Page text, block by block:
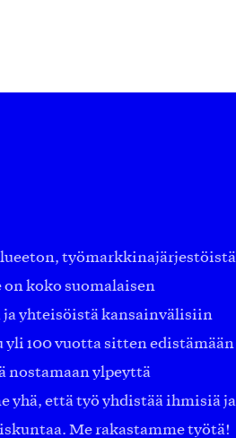
työmarkkinajärjestöistä
koko suomalaisen
yhteisöistä kansainvälisiin
100 vuotta sitten edistämään
nostamaan ylpeyttä
yhä, että työ yhdistää ihmisiä ja
Me rakastamme työtä!